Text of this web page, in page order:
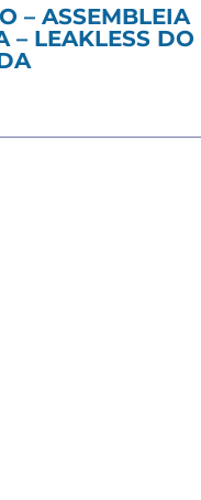
– ASSEMBLEIA
– LEAKLESS DO